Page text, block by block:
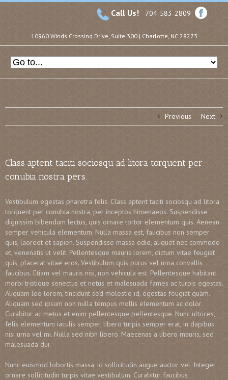
Call Us! 704-583-2809
10960 Winds Crossing Drive, Suite 300 | Charlotte, NC 28273
Previous Next
Class aptent taciti sociosqu ad litora torquent per
conubia nostra pers.
Vestibulum egestas pharetra felis. Class aptent taciti sociosqu ad litora
torquent per conubia nostra, per inceptos himenaeos. Suspendisse
dignissim bibendum lectus, quis ornare tortor elementum quis. Aenean
semper vehicula elementum. Nulla massa est, faucibus non semper
quis, laoreet et sapien. Suspendisse massa odio, aliquet nec commodo
et, venenatis ut velit. Pellentesque mauris lorem, dictum vitae feugiat
quis, placerat vitae eros. Vestibulum quis purus vel urna convallis
faucibus. Etiam vel mauris nisi, non vehicula est. Pellentesque habitant
morbi tristique senectus et netus et malesuada fames ac turpis egestas.
Aliquam leo lorem, tincidunt sed molestie id, egestas feugiat quam.
Aliquam sed ipsum non nulla tempus mollis elementum ac dolor.
Curabitur ac metus et enim pellentesque pellentesque. Nunc ultrices,
felis elementum iaculis semper, libero turpis semper erat, in dapibus
nisi urna vel mi. Nulla sed nibh libero. Maecenas a libero mauris, sed
malesuada dui.
Nunc euismod lobortis massa, id sollicitudin augue auctor vel. Integer
ornare sollicitudin turpis vitae vestibulum. Curabitur faucibus